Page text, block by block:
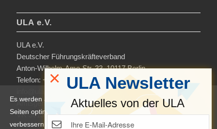
ULA e.V.
ULA e.V.
Deutscher Führungskräfteverband
Anton-Wilhelm-Amo-Str. 33, 10117 Berlin
Telefon: +49 30-306963-0
Amtsgericht Charlottenburg
VR 36138 B
Es werden auf dieser Website Cookies verwendet, um die
Seiten optimiert darzustellen und das Nutzererlebnis zu
verbessern. Durch die Nutzung unserer Seiten erklären Sie sich
ULA Newsletter
Aktuelles von der ULA
×